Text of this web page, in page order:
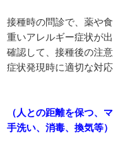
接種時の問診で、薬や
重いアレルギー症状が
確認して、接種後の注
症状発現時に適切な対
（人との距離を保つ、
手洗い、消毒、換気等）